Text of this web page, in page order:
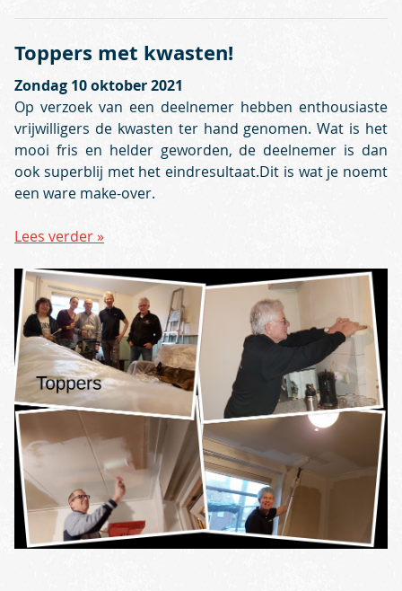
Toppers met kwasten!
Zondag 10 oktober 2021
Op verzoek van een deelnemer hebben enthousiaste
vrijwilligers de kwasten ter hand genomen. Wat is het
mooi fris en helder geworden, de deelnemer is dan
ook superblij met het eindresultaat.Dit is wat je noemt
een ware make-over.
Lees verder »